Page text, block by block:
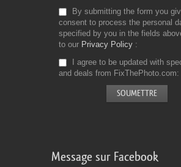
By submitting the form you
consent to process the personal
specified by you in the fields
to our Privacy Policy
I agree to be updated with
and deals from FixThePhoto.com
Message sur Facebook